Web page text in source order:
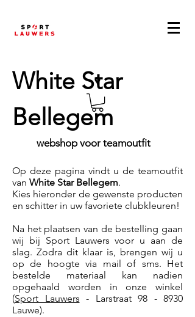
White Star
Bellegem
webshop voor teamoutfit
Op deze pagina vindt u de teamoutfit
van White Star Bellegem.
Kies hieronder de gewenste producten
en schitter in uw favoriete clubkleuren!
Na het plaatsen van de bestelling gaan
wij bij Sport Lauwers voor u aan de
slag. Zodra dit klaar is, brengen wij u
op de hoogte via mail of sms. Het
bestelde materiaal kan nadien
opgehaald worden in onze winkel
(Sport Lauwers - Larstraat 98 - 8930
Lauwe).